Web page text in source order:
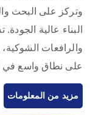
وتركز على البحث
البناء عالية
والرافعات الشوكية،
على نطاق واسع في
الأخرى. وبفضل
مزيد من المعلومات